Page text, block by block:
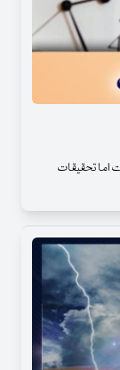
اما تحقیقات